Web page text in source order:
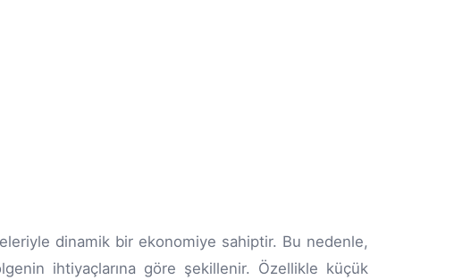
dinamik bir ekonomiye sahiptir. Bu nedenle,
ihtiyaçlarına göre şekillenir. Özellikle küçük